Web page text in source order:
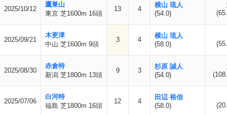
2025/10/12
鷹巣山
東京 芝1600m 16頭
13 4
横山 琉人
(54.0)
2025/09/21
木更津
中山 芝1600m 9頭
3 4
横山 琉人
(58.0)
2025/08/30
赤倉特
新潟 芝1800m 13頭
9 3
杉原 誠人
(54.0)
2025/07/06
白河特
福島 芝1800m 16頭
12 4
田辺 裕信
(58.0)